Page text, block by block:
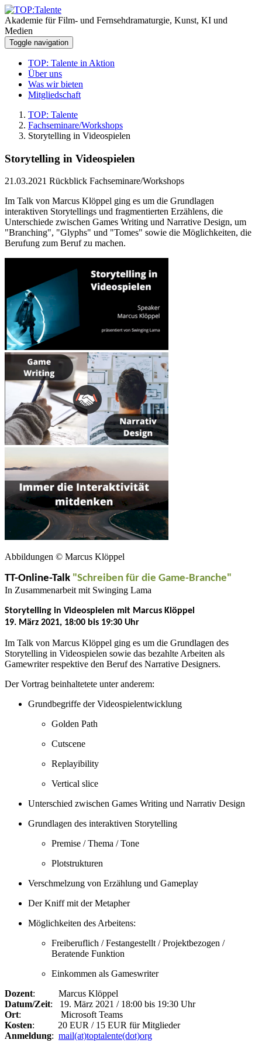
Akademie für Film- und Fernsehdramaturgie, Kunst, KI und
Medien
Toggle navigation
TOP: Talente in Aktion
Über uns
Was wir bieten
Mitgliedschaft
TOP: Talente
Fachseminare/Workshops
Storytelling in Videospielen
Storytelling in Videospielen
21.03.2021 Rückblick Fachseminare/Workshops
Im Talk von Marcus Klöppel ging es um die Grundlagen
interaktiven Storytellings und fragmentierten Erzählens, die
Unterschiede zwischen Games Writing und Narrative Design, um
"Branching", "Glyphs" und "Tomes" sowie die Möglichkeiten, die
Berufung zum Beruf zu machen.
Abbildungen © Marcus Klöppel
TT-Online-Talk "Schreiben für die Game-Branche"
In Zusammenarbeit mit Swinging Lama
Storytelling in Videospielen mit Marcus Klöppel
19. März 2021, 18:00 bis 19:30 Uhr
Im Talk von Marcus Klöppel ging es um die Grundlagen des
Storytelling in Videospielen sowie das bezahlte Arbeiten als
Gamewriter respektive den Beruf des Narrative Designers.
Der Vortrag beinhaltetete unter anderem:
Grundbegriffe der Videospielentwicklung
Golden Path
Cutscene
Replayibility
Vertical slice
Unterschied zwischen Games Writing und Narrativ Design
Grundlagen des interaktiven Storytelling
Premise / Thema / Tone
Plotstrukturen
Verschmelzung von Erzählung und Gameplay
Der Kniff mit der Metapher
Möglichkeiten des Arbeitens:
Freiberuflich / Festangestellt / Projektbezogen /
Beratende Funktion
Einkommen als Gameswriter
Dozent: Marcus Klöppel
Datum/Zeit: 19. März 2021 / 18:00 bis 19:30 Uhr
Ort: Microsoft Teams
Kosten: 20 EUR / 15 EUR für Mitglieder
Anmeldung: mail(at)toptalente(dot)org